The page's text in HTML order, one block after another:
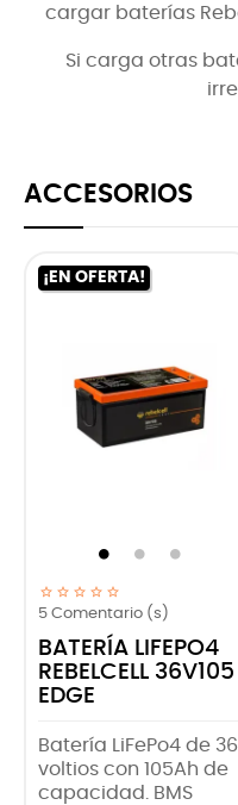
cargar baterías
Si carga otras
ACCESORIOS
¡EN OFERTA!
5 Comentario (s)
BATERÍA LIFEPO4
REBELCELL 36V105
EDGE
Batería LiFePo4 de 36
voltios con 105Ah de
capacidad. BMS